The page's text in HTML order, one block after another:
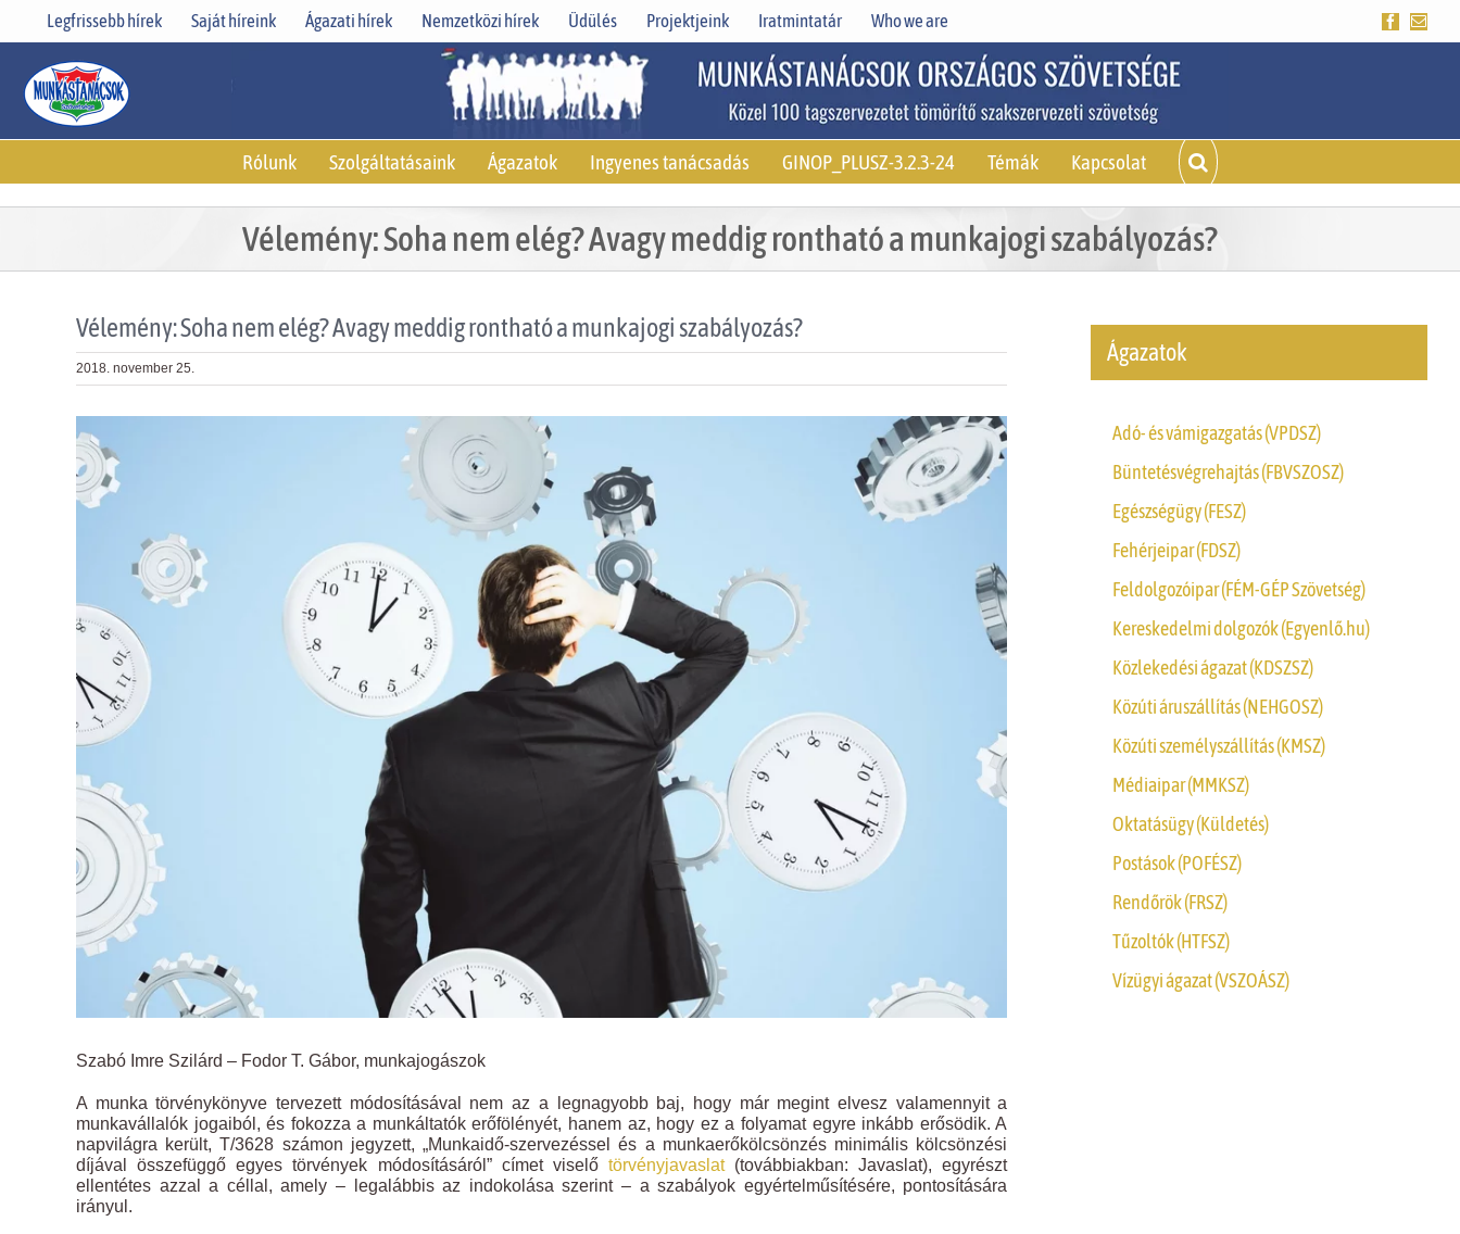
Legfrissebb hírek Saját híreink Ágazati hírek Nemzetközi hírek Üdülés Projektjeink Iratmintatár Who we are Facebook
Rólunk Szolgáltatásaink Ágazatok Ingyenes tanácsadás GINOP_PLUSZ-3.2.3-24 Témák Kapcsolat
Vélemény: Soha nem elég? Avagy meddig rontható a munkajogi szabályozás?
Vélemény: Soha nem elég? Avagy meddig rontható a munkajogi szabályozás?
2018. november 25.
Larger
Image
Szabó Imre Szilárd – Fodor T. Gábor, munkajogászok
A munka törvénykönyve tervezett módosításával nem az a legnagyobb baj, hogy már megint elvesz valamennyit a
munkavállalók jogaiból, és fokozza a munkáltatók erőfölényét, hanem az, hogy ez a folyamat egyre inkább erősödik. A
napvilágra került, T/3628 számon jegyzett, „Munkaidő-szervezéssel és a munkaerőkölcsönzés minimális kölcsönzési
díjával összefüggő egyes törvények módosításáról” címet viselő törvényjavaslat(továbbiakban: Javaslat), egyrészt
ellentétes azzal a céllal, amely – legalábbis az indokolása szerint – a szabályok egyértelműsítésére, pontosítására
irányul.
Ágazatok
Adó- és vámigazgatás (VPDSZ)
Büntetésvégrehajtás (FBVSZOSZ)
Egészségügy (FESZ)
Fehérjeipar (FDSZ)
Feldolgozóipar (FÉM-GÉP Szövetség)
Kereskedelmi dolgozók (Egyenlő.hu)
Közlekedési ágazat (KDSZSZ)
Közúti áruszállítás (NEHGOSZ)
Közúti személyszállítás (KMSZ)
Médiaipar (MMKSZ)
Oktatásügy (Küldetés)
Postások (POFÉSZ)
Rendőrök (FRSZ)
Tűzoltók (HTFSZ)
Vízügyi ágazat (VSZOÁSZ)